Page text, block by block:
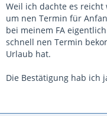
Weil ich dachte es
um nen Termin für
bei meinem FA
schnell nen Termin
Urlaub hat.
Die Bestätigung hab ich